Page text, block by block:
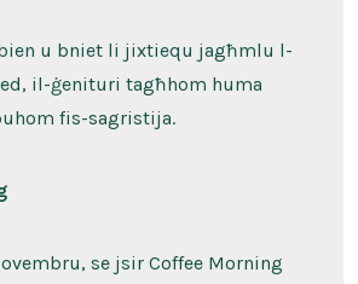
u bniet li jixtiequ jagħmlu l-
il-ġenituri tagħhom huma
fis-sagristija.
se jsir Coffee Morning